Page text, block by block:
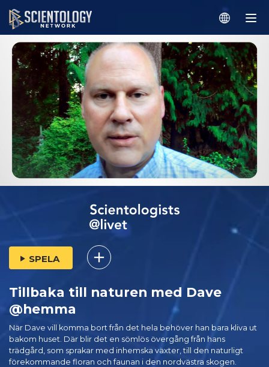
SPELA
Tillbaka till naturen med Dave
@hemma
När Dave vill komma bort från det hela behöver han bara kliva ut
bakom huset. Där blir det en sömlös övergång från hans
trädgård, som sprakar med inhemska växter, till den naturligt
förekommande floran och faunan i den nordvästra skogen.